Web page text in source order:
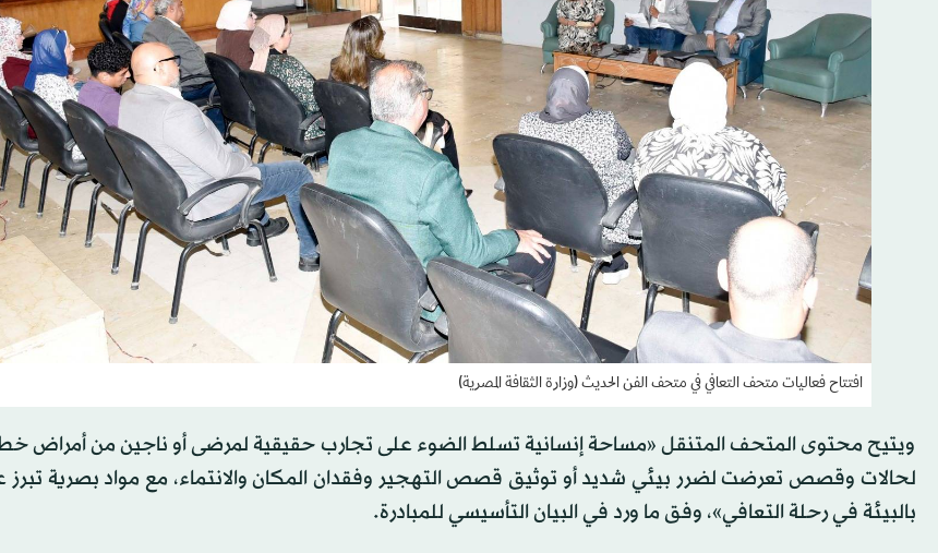
افتتاح فعاليات متحف التعافي في متحف الفن الحديث (وزارة الثقافة المصرية)
ويتيح محتوى المتحف المتنقل «مساحة إنسانية تسلط الضوء على تجارب حقيقية لمرضى أو ناجين من أمراض
لحالات وقصص تعرضت لضرر بيئي شديد أو توثيق قصص التهجير وفقدان المكان والانتماء، مع مواد بصرية تبرز
بالبيئة في رحلة التعافي»، وفق ما ورد في البيان التأسيسي للمبادرة.